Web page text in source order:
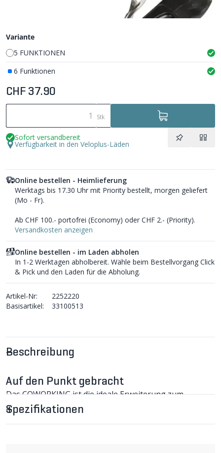
Beschreibung
Auf den Punkt gebracht
Das COWORKING ist die ideale Erweiterung zum
ESSENTIAL8 Multitool, das in zwei Versionen erhältlich
ist.
COWORKING, Erweiterung zum Daysaver
Spezifikationen
Variante
5 FUNKTIONEN
6 Funktionen
CHF 37.90
Stk
Sofort versandbereit
Verfügbarkeit in den Veloplus-Läden
Online bestellen - Heimlieferung
Werktags bis 17.30 Uhr mit Priority bestellt, morgen geliefert
(Mo - Fr).
Ab CHF 100.- portofrei (Economy) oder CHF 2.- (Priority).
Versandkosten anzeigen
Online bestellen - im Laden abholen
In 1-2 Werktagen abholbereit. Wähle beim Bestellvorgang Click
& Pick und den Laden für die Abholung.
Artikel-Nr:
2252220
Basisartikel:
33100513